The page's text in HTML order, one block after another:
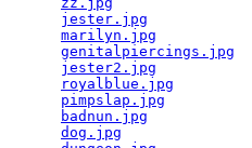
jester.jpg
marilyn.jpg
genitalpiercings.jpg
jester2.jpg
royalblue.jpg
pimpslap.jpg
badnun.jpg
dog.jpg